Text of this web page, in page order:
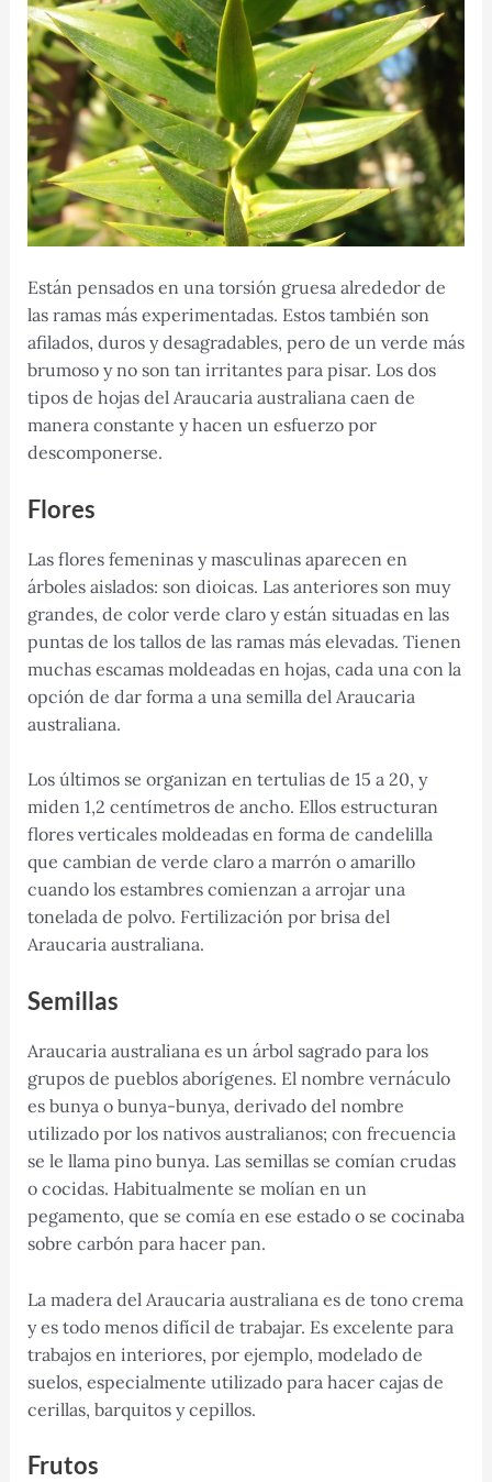
Están pensados ​​en una torsión gruesa alrededor de
las ramas más experimentadas. Estos también son
afilados, duros y desagradables, pero de un verde más
brumoso y no son tan irritantes para pisar. Los dos
tipos de hojas del Araucaria australiana caen de
manera constante y hacen un esfuerzo por
descomponerse.
Flores
Las flores femeninas y masculinas aparecen en
árboles aislados: son dioicas. Las anteriores son muy
grandes, de color verde claro y están situadas en las
puntas de los tallos de las ramas más elevadas. Tienen
muchas escamas moldeadas en hojas, cada una con la
opción de dar forma a una semilla del Araucaria
australiana.
Los últimos se organizan en tertulias de 15 a 20, y
miden 1,2 centímetros de ancho. Ellos estructuran
flores verticales moldeadas en forma de candelilla
que cambian de verde claro a marrón o amarillo
cuando los estambres comienzan a arrojar una
tonelada de polvo. Fertilización por brisa del
Araucaria australiana.
Semillas
Araucaria australiana es un árbol sagrado para los
grupos de pueblos aborígenes. El nombre vernáculo
es bunya o bunya-bunya, derivado del nombre
utilizado por los nativos australianos; con frecuencia
se le llama pino bunya. Las semillas se comían crudas
o cocidas. Habitualmente se molían en un
pegamento, que se comía en ese estado o se cocinaba
sobre carbón para hacer pan.
La madera del Araucaria australiana es de tono crema
y es todo menos difícil de trabajar. Es excelente para
trabajos en interiores, por ejemplo, modelado de
suelos, especialmente utilizado para hacer cajas de
cerillas, barquitos y cepillos.
Frutos